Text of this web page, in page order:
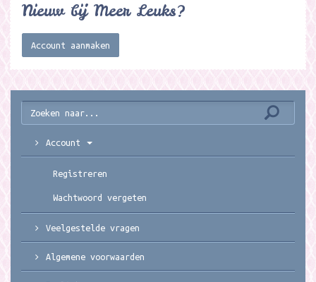
Nieuw bij Meer Leuks?
Account aanmaken
Account
Registreren
Wachtwoord vergeten
Veelgestelde vragen
Algemene voorwaarden